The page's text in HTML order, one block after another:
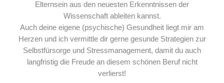
Elternsein aus den neuesten Erkenntnissen der
Wissenschaft ableiten kannst.
Auch deine eigene (psychische) Gesundheit liegt mir am
Herzen und ich vermittle dir gerne gesunde Strategien zur
Selbstfürsorge und Stressmanagement, damit du auch
langfristig die Freude an diesem schönen Beruf nicht
verlierst!